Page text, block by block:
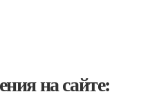
на сайте: